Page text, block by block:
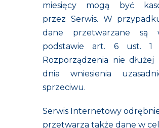
miesięcy mogą być
przez Serwis. W
dane przetwarzane są
podstawie art. 6 ust.
Rozporządzenia nie dłużej
dnia wniesienia
sprzeciwu.
Serwis Internetowy
przetwarza także dane w